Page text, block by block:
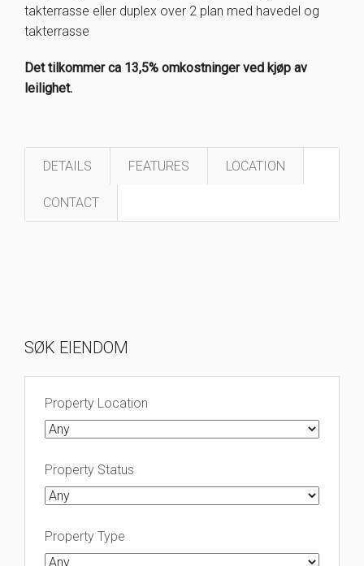
takterrasse eller duplex over 2 plan med havedel og
takterrasse
Det tilkommer ca 13,5% omkostninger ved kjøp av
leilighet.
DETAILS FEATURES LOCATION
CONTACT
SØK EIENDOM
Property Location
Property Status
Property Type